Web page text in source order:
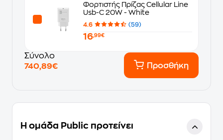
Φορτιστής Πρίζας Cellular Line
Usb-C 20W - White
4.6 (59)
16,99€
Σύνολο
740,89€
Προσθήκη
Η ομάδα Public προτείνει